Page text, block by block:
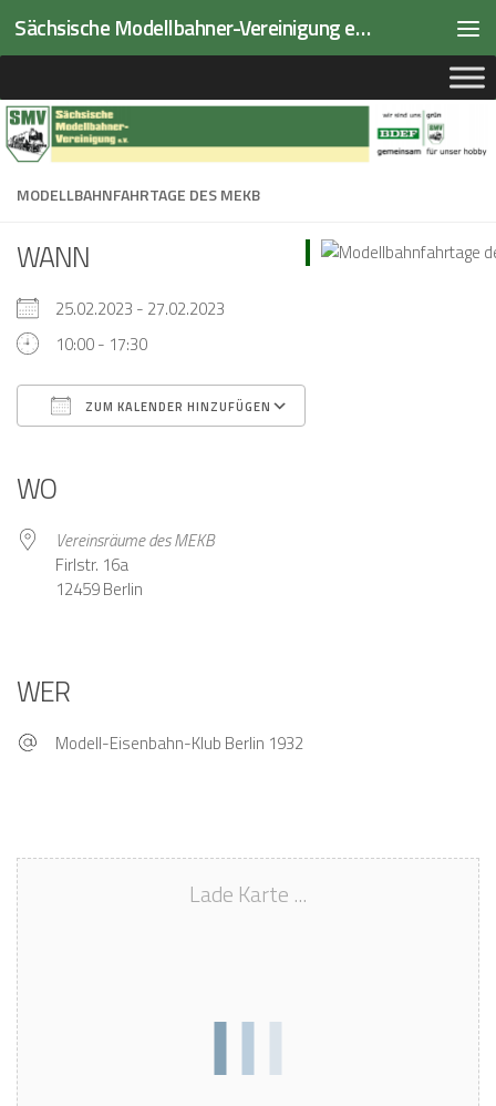
Zum Inhalt springen Sächsische Modellbahner-Vereinigung e.V.
MODELLBAHNFAHRTAGE DES MEKB
WANN
25.02.2023 - 27.02.2023
10:00 - 17:30
ZUM KALENDER HINZUFÜGEN
WO
Vereinsräume des MEKB
Firlstr. 16a
12459 Berlin
WER
Modell-Eisenbahn-Klub Berlin 1932
Lade Karte ...